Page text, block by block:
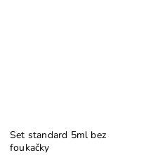
Set standard 5ml bez
foukačky